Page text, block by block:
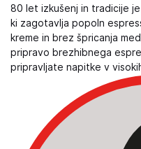
80 let izkušenj in tradicije
ki zagotavlja popoln
kreme in brez špricanja
pripravo brezhibnega
pripravljate napitke v